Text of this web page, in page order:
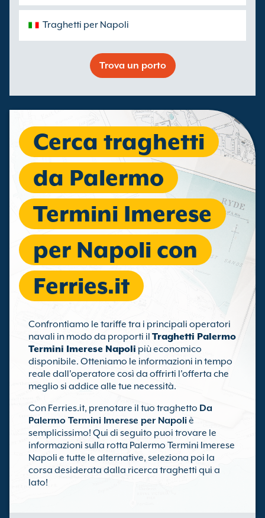
Traghetti per Napoli
Trova un porto
Cerca traghetti
da Palermo
Termini Imerese
per Napoli con
Ferries.it
Confrontiamo le tariffe tra i principali operatori
navali in modo da proporti il Traghetti Palermo
Termini Imerese Napoli più economico
disponibile. Otteniamo le informazioni in tempo
reale dall'operatore così da offrirti l'offerta che
meglio si addice alle tue necessità.
Con Ferries.it, prenotare il tuo traghetto Da
Palermo Termini Imerese per Napoliè
semplicissimo! Qui di seguito puoi trovare le
informazioni sulla rotta Palermo Termini Imerese
Napoli e tutte le alternative, seleziona poi la
corsa desiderata dalla ricerca traghetti qui a
lato!